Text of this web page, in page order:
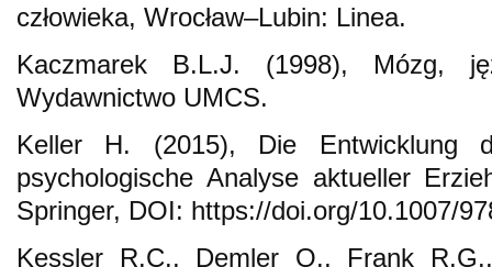
człowieka, Wrocław–Lubin: Linea.
Kaczmarek B.L.J. (1998), Mózg,
Wydawnictwo UMCS.
Keller H. (2015), Die Entwicklung
psychologische Analyse aktueller
Springer, DOI: https://doi.org/10.1007/
Kessler R.C., Demler O., Frank